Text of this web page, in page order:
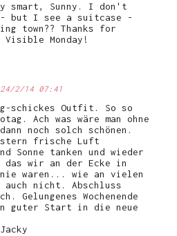
smart, Sunny. I don't
- but I see a suitcase -
town?? Thanks for
Monday!
24/2/14 07:41
schickes Outfit. So so
Ach was wäre man ohne
noch solch schönen.
frische Luft
Sonne tanken und wieder
wir an der Ecke in
waren... wie an vielen
auch nicht. Abschluss
Gelungenes Wochenende
guter Start in die neue